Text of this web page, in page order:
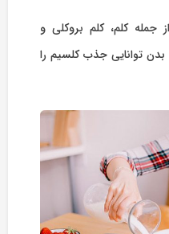
جمله کلم، کلم بروکلی و
توانایی جذب کلسیم را